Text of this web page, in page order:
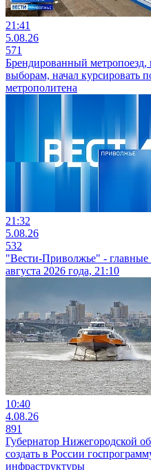
21:41
5.08.26
571
Брендированный
выборам, начал курсировать
метрополитена
21:32
5.08.26
532
"Вести-Приволжье" -
августа 2026 года, 21:10
10:40
4.08.26
891
Губернатор Нижегородской
создать в России
инфраструктуры